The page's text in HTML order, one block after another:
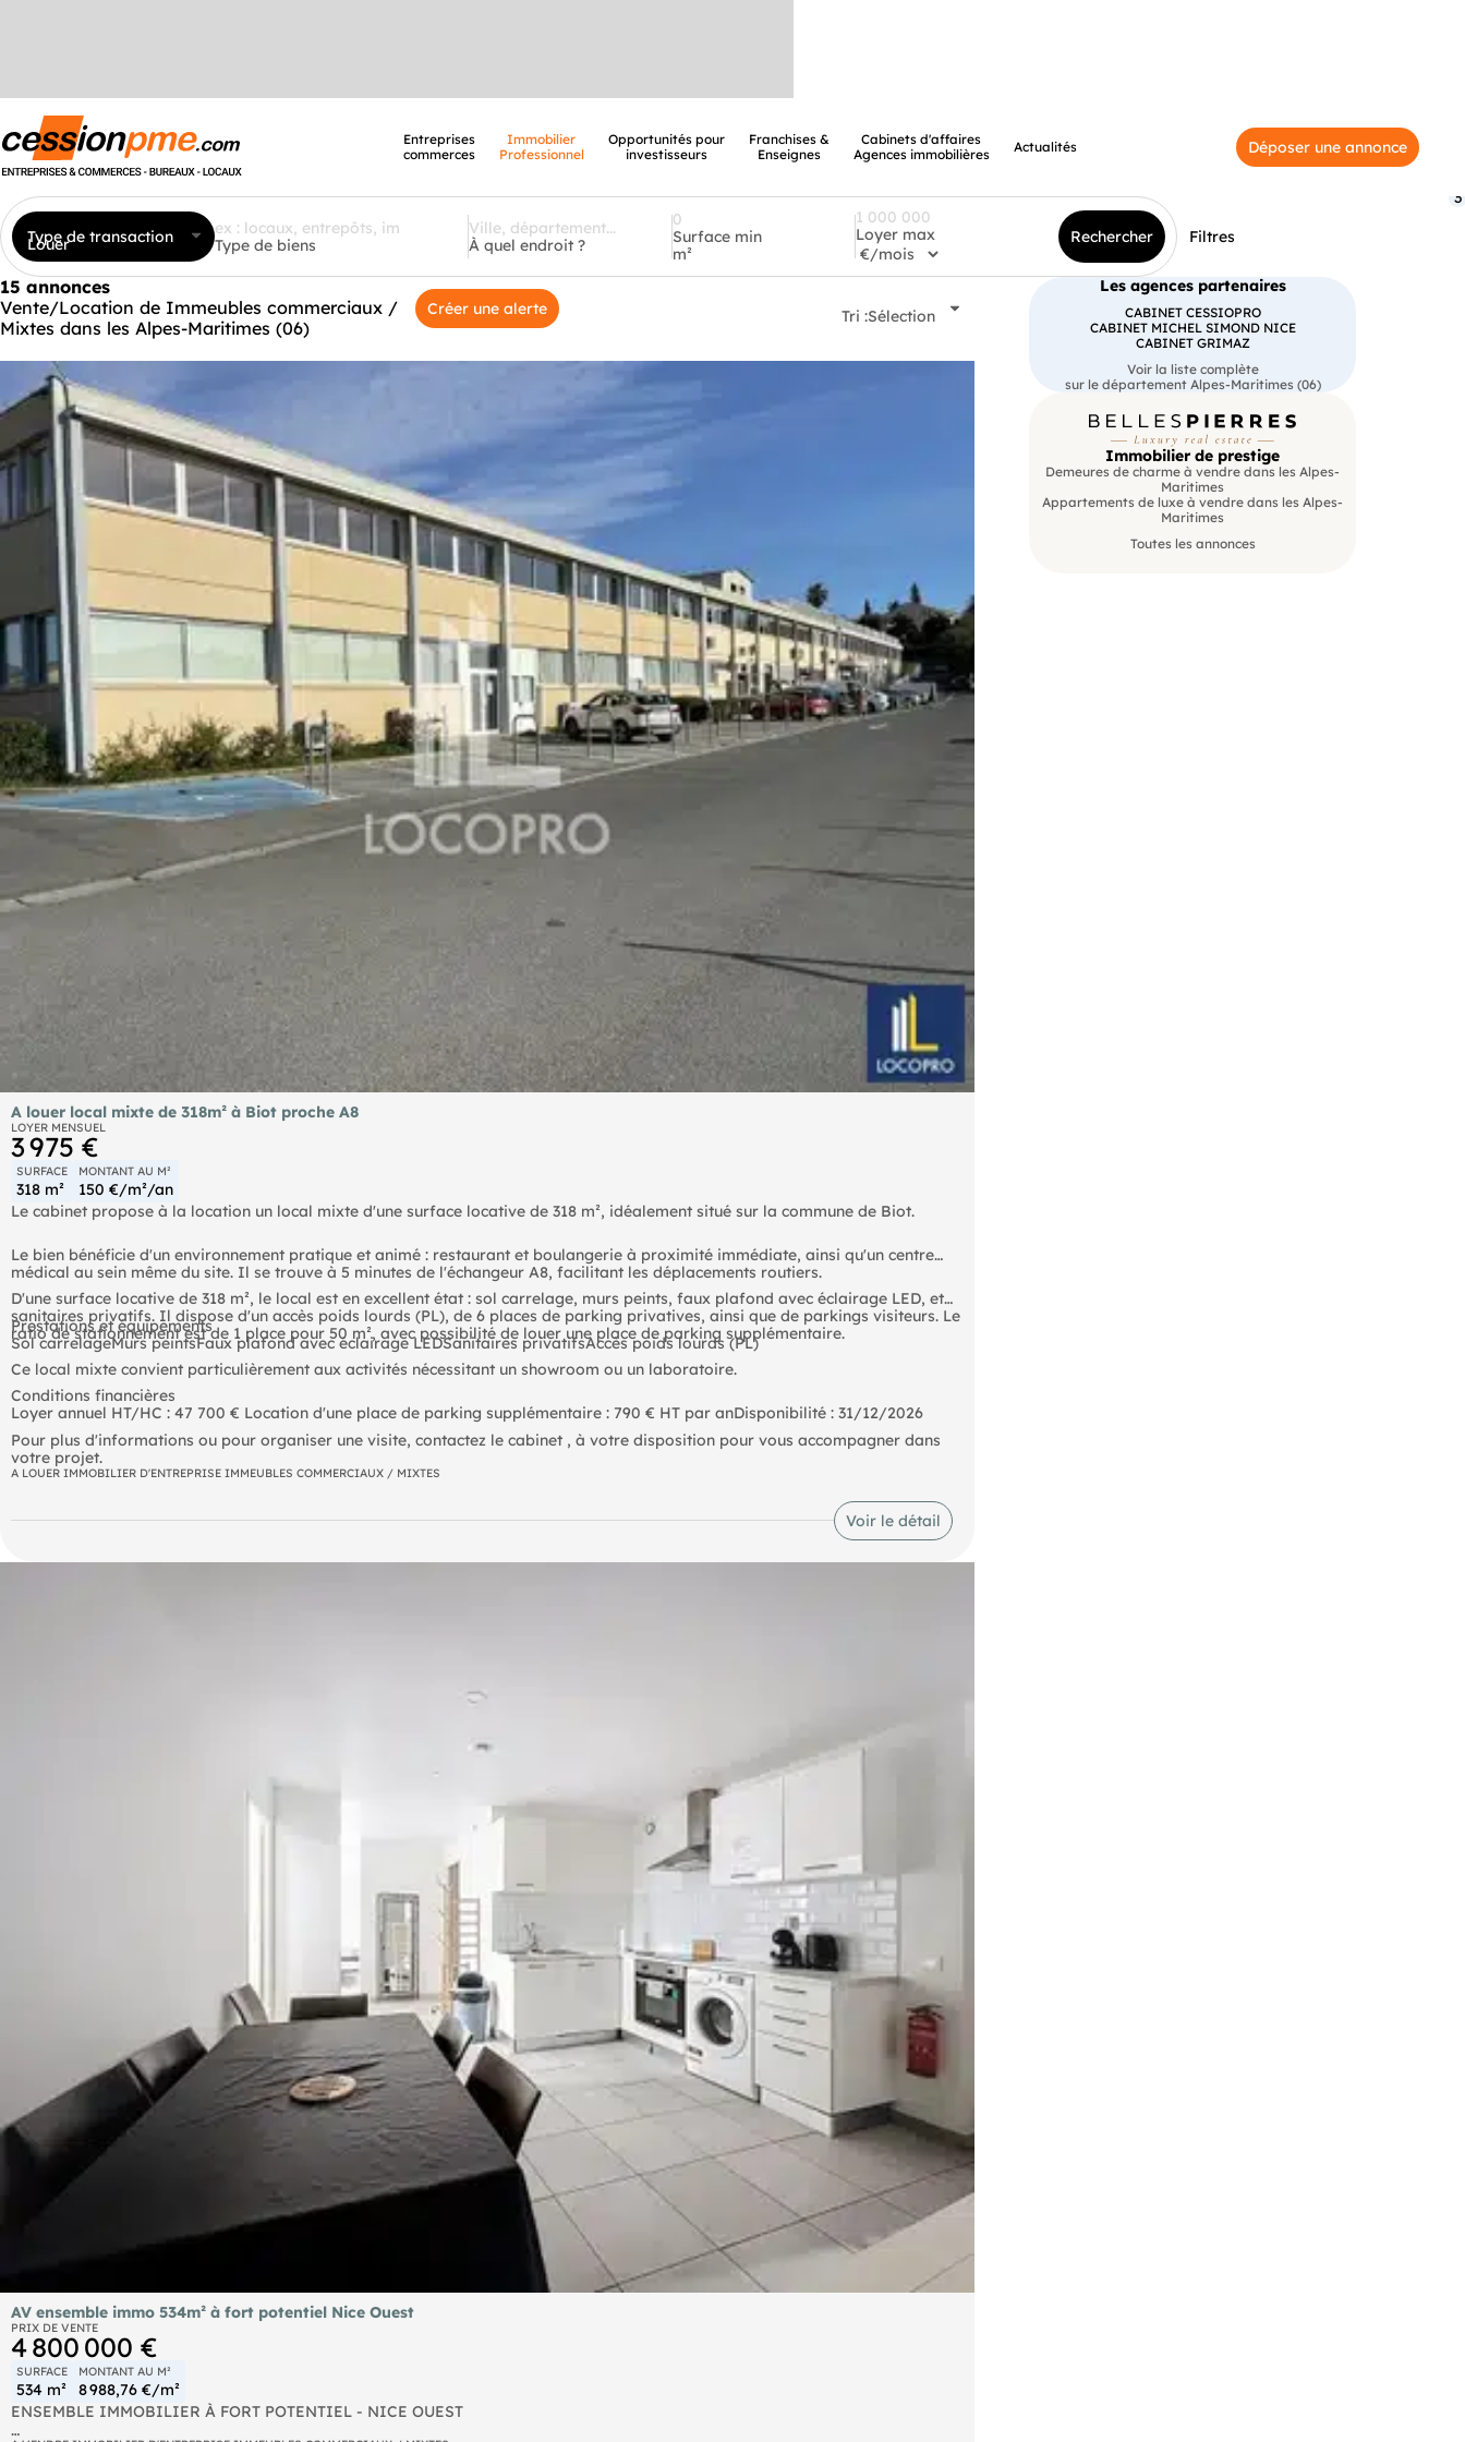
Entreprises
commerces
Immobilier
Professionnel
Opportunités pour
investisseurs
Franchises &
Enseignes
Cabinets d'affaires
Agences immobilières
Actualités Déposer une annonce
Type de transaction
Louer Type de biens À quel endroit ?
Surface min
m²
Loyer max Rechercher Filtres
3
15 annonces
Vente/Location de Immeubles commerciaux /
Mixtes dans les Alpes-Maritimes (06)
Créer une alerte Tri :Sélection
A louer local mixte de 318m² à Biot proche A8
LOYER MENSUEL
3 975 €
SURFACE
318 m²
MONTANT AU M²
150 €/m²/an
Le cabinet propose à la location un local mixte d'une surface locative de 318 m², idéalement situé sur la commune de Biot.
Le bien bénéficie d'un environnement pratique et animé : restaurant et boulangerie à proximité immédiate, ainsi qu'un centre
médical au sein même du site. Il se trouve à 5 minutes de l'échangeur A8, facilitant les déplacements routiers.
D'une surface locative de 318 m², le local est en excellent état : sol carrelage, murs peints, faux plafond avec éclairage LED, et
sanitaires privatifs. Il dispose d'un accès poids lourds (PL), de 6 places de parking privatives, ainsi que de parkings visiteurs. Le
ratio de stationnement est de 1 place pour 50 m², avec possibilité de louer une place de parking supplémentaire.
Prestations et équipements
Sol carrelageMurs peintsFaux plafond avec éclairage LEDSanitaires privatifsAccès poids lourds (PL)
Ce local mixte convient particulièrement aux activités nécessitant un showroom ou un laboratoire.
Conditions financières
Loyer annuel HT/HC : 47 700 € Location d'une place de parking supplémentaire : 790 € HT par anDisponibilité : 31/12/2026
Pour plus d'informations ou pour organiser une visite, contactez le cabinet , à votre disposition pour vous accompagner dans
votre projet.
A LOUER IMMOBILIER D'ENTREPRISE IMMEUBLES COMMERCIAUX / MIXTES
Voir le détail
AV ensemble immo 534m² à fort potentiel Nice Ouest
PRIX DE VENTE
4 800 000 €
SURFACE
534 m²
MONTANT AU M²
8 988,76 €/m²
ENSEMBLE IMMOBILIER À FORT POTENTIEL - NICE OUEST
Les agences partenaires
CABINET CESSIOPRO
CABINET MICHEL SIMOND NICE
CABINET GRIMAZ
Voir la liste complète
sur le département Alpes-Maritimes (06)
Immobilier de prestige
Demeures de charme à vendre dans les Alpes-
Maritimes
Appartements de luxe à vendre dans les Alpes-
Maritimes
Toutes les annonces